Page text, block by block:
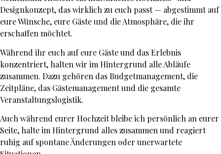
Designkonzept, das wirklich zu euch passt — abgestimmt auf
eure Wünsche, eure Gäste und die Atmosphäre, die ihr
erschaffen möchtet.
Während ihr euch auf eure Gäste und das Erlebnis
konzentriert, halten wir im Hintergrund alle Abläufe
zusammen. Dazu gehören das Budgetmanagement, die
Zeitpläne, das Gästemanagement und die gesamte
Veranstaltungslogistik.
Auch während eurer Hochzeit bleibe ich persönlich an eurer
Seite, halte im Hintergrund alles zusammen und reagiert
ruhig auf spontane Änderungen oder unerwartete